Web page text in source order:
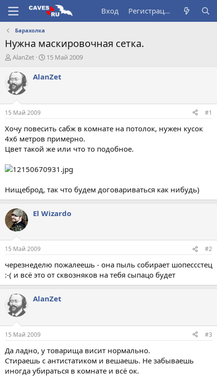
Вход Регистрация
Барахолка
Нужна маскировочная сетка.
А
т
о
р
т
е
м
ы
AlanZet
Д
т
а
л
15 Май 2009
AlanZet
15 Май 2009 #1
Хочу повесить сабж в комнате на потолок, нужен кусок
4х6 метров примерно.
Цвет такой же или что то подобное.
Нищеброд, так что будем договариваться как нибудь)
El Wizardo
15 Май 2009 #2
черезнеделю пожалеешь - она пыль собирает шопессстец
:-( и всё это от сквозняков на тебя сыпацо будет
AlanZet
15 Май 2009 #3
Да ладно, у товарища висит нормально.
Стираешь с антистатиком и вешаешь. Не забываешь
иногда убираться в комнате и всё ок.